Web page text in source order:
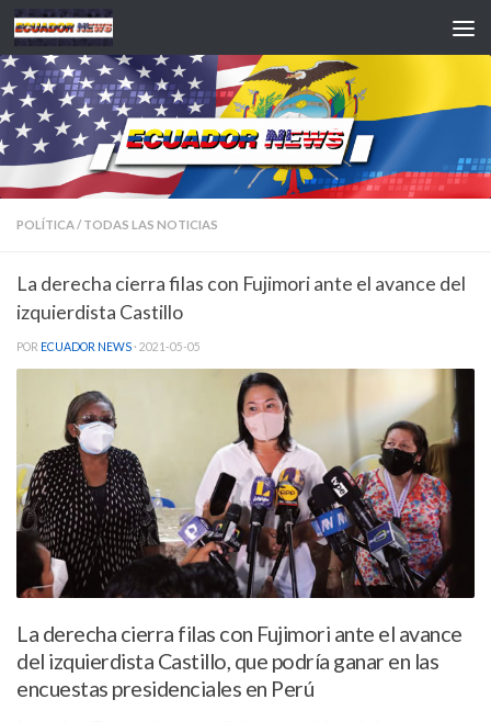
Saltar al contenido
POLÍTICA/ TODAS LAS NOTICIAS
La derecha cierra filas con Fujimori ante el avance del
izquierdista Castillo
POR ECUADOR NEWS · 2021-05-05
La derecha cierra filas con Fujimori ante el avance
del izquierdista Castillo, que podría ganar en las
encuestas presidenciales en Perú